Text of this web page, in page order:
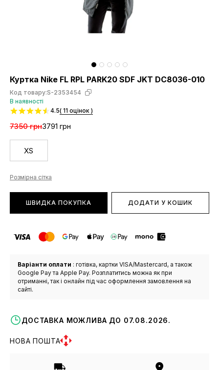
Куртка Nike FL RPL PARK20 SDF JKT DC8036-010
Код товару:S-2353454
В наявності
4.5( 11 оцінок )
7350 грн3791 грн
XS
Розмірна сітка
ШВИДКА ПОКУПКА ДОДАТИ У КОШИК
Варіанти оплати : готівка, картки VISA/Mastercard, а також
Google Pay та Apple Pay. Розплатитись можна як при
отриманні, так і онлайн під час оформлення замовлення на
сайті.
ДОСТАВКА МОЖЛИВА ДО 07.08.2026.
НОВА ПОШТА